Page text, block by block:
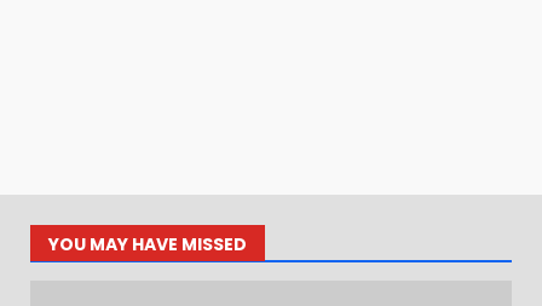
YOU MAY HAVE MISSED